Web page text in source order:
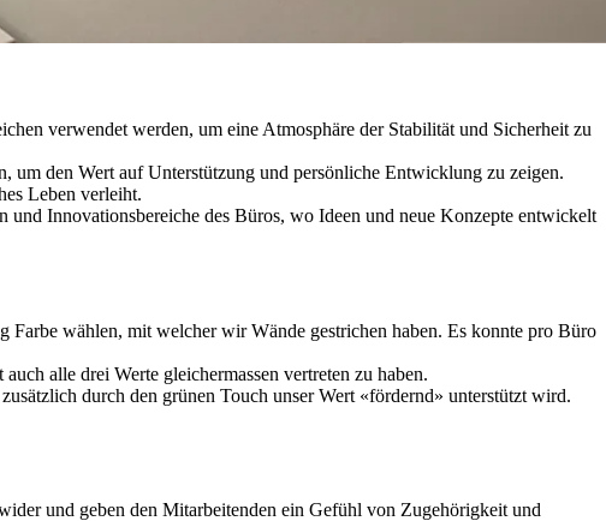
verwendet werden, um eine Atmosphäre der Stabilität und Sicherheit zu
um den Wert auf Unterstützung und persönliche Entwicklung zu zeigen.
Leben verleiht.
Innovationsbereiche des Büros, wo Ideen und neue Konzepte entwickelt
Farbe wählen, mit welcher wir Wände gestrichen haben. Es konnte pro Büro
alle drei Werte gleichermassen vertreten zu haben.
durch den grünen Touch unser Wert «fördernd» unterstützt wird.
und geben den Mitarbeitenden ein Gefühl von Zugehörigkeit und